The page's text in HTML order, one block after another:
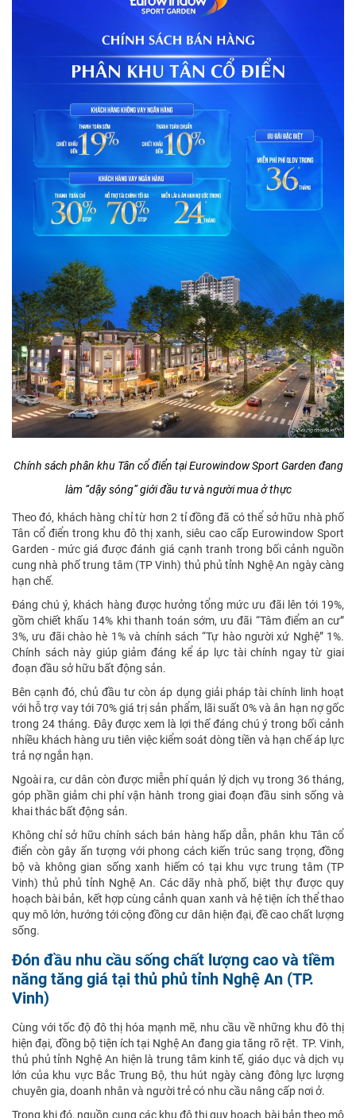
Chính sách phân khu Tân cổ điển tại Eurowindow Sport Garden đang
làm “dậy sóng” giới đầu tư và người mua ở thực
Theo đó, khách hàng chỉ từ hơn 2 tỉ đồng đã có thể sở hữu nhà phố
Tân cổ điển trong khu đô thị xanh, siêu cao cấp Eurowindow Sport
Garden - mức giá được đánh giá cạnh tranh trong bối cảnh nguồn
cung nhà phố trung tâm (TP Vinh) thủ phủ tỉnh Nghệ An ngày càng
hạn chế.
Đáng chú ý, khách hàng được hưởng tổng mức ưu đãi lên tới 19%,
gồm chiết khấu 14% khi thanh toán sớm, ưu đãi “Tâm điểm an cư”
3%, ưu đãi chào hè 1% và chính sách “Tự hào người xứ Nghệ” 1%.
Chính sách này giúp giảm đáng kể áp lực tài chính ngay từ giai
đoạn đầu sở hữu bất động sản.
Bên cạnh đó, chủ đầu tư còn áp dụng giải pháp tài chính linh hoạt
với hỗ trợ vay tới 70% giá trị sản phẩm, lãi suất 0% và ân hạn nợ gốc
trong 24 tháng. Đây được xem là lợi thế đáng chú ý trong bối cảnh
nhiều khách hàng ưu tiên việc kiểm soát dòng tiền và hạn chế áp lực
trả nợ ngắn hạn.
Ngoài ra, cư dân còn được miễn phí quản lý dịch vụ trong 36 tháng,
góp phần giảm chi phí vận hành trong giai đoạn đầu sinh sống và
khai thác bất động sản.
Không chỉ sở hữu chính sách bán hàng hấp dẫn, phân khu Tân cổ
điển còn gây ấn tượng với phong cách kiến trúc sang trọng, đồng
bộ và không gian sống xanh hiếm có tại khu vực trung tâm (TP
Vinh) thủ phủ tỉnh Nghệ An. Các dãy nhà phố, biệt thự được quy
hoạch bài bản, kết hợp cùng cảnh quan xanh và hệ tiện ích thể thao
quy mô lớn, hướng tới cộng đồng cư dân hiện đại, đề cao chất lượng
sống.
Đón đầu nhu cầu sống chất lượng cao và tiềm
năng tăng giá tại thủ phủ tỉnh Nghệ An (TP.
Vinh)
Cùng với tốc độ đô thị hóa mạnh mẽ, nhu cầu về những khu đô thị
hiện đại, đồng bộ tiện ích tại Nghệ An đang gia tăng rõ rệt. TP. Vinh,
thủ phủ tỉnh Nghệ An hiện là trung tâm kinh tế, giáo dục và dịch vụ
lớn của khu vực Bắc Trung Bộ, thu hút ngày càng đông lực lượng
chuyên gia, doanh nhân và người trẻ có nhu cầu nâng cấp nơi ở.
Trong khi đó, nguồn cung các khu đô thị quy hoạch bài bản theo mô